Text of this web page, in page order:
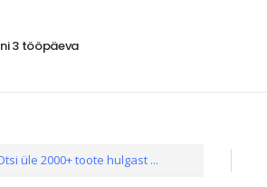
3 tööpäeva